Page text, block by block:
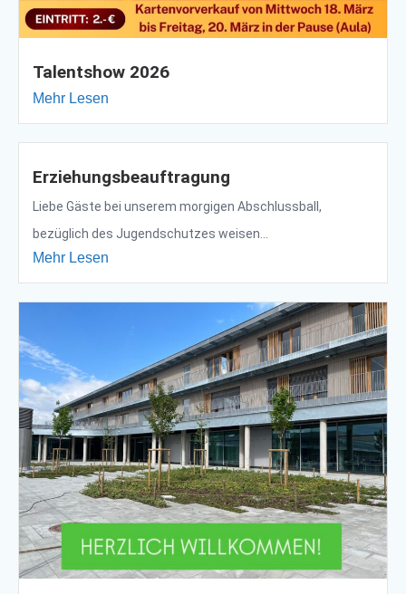
Talentshow 2026
Mehr Lesen
Erziehungsbeauftragung
Liebe Gäste bei unserem morgigen Abschlussball,
bezüglich des Jugendschutzes weisen...
Mehr Lesen